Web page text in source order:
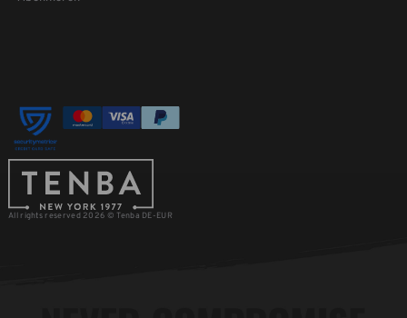
All rights reserved 2026 © Tenba DE-EUR